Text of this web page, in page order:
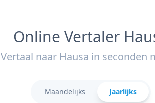
Online Vertaler
Vertaal naar Hausa in seconden
Maandelijks Jaarlijks